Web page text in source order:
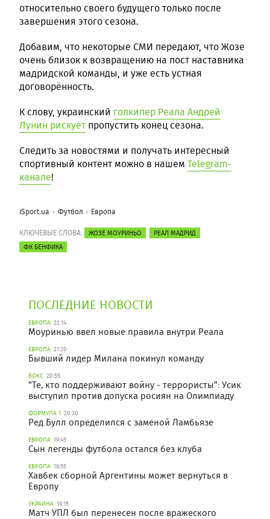
относительно своего будущего только после
завершения этого сезона.
Добавим, что некоторые СМИ передают, что Жозе
очень близок к возвращению на пост наставника
мадридской команды, и уже есть устная
договорённость.
К слову, украинский голкипер Реала Андрей
Лунин рискует пропустить конец сезона.
Следить за новостями и получать интересный
спортивный контент можно в нашем Telegram-
канале!
iSport.ua Футбол Европа
КЛЮЧЕВЫЕ СЛОВА: ЖОЗЕ МОУРИНЬО
РЕАЛ МАДРИД
ФК БЕНФИКА
ПОСЛЕДНИЕ НОВОСТИ
ЕВРОПА 22:14
Моуринью ввел новые правила внутри Реала
ЕВРОПА 21:20
Бывший лидер Милана покинул команду
БОКС 20:55
"Те, кто поддерживают войну - террористы": Усик
выступил против допуска росиян на Олимпиаду
ФОРМУЛА 1 20:30
Ред Булл определился с заменой Ламбьязе
ЕВРОПА 19:45
Сын легенды футбола остался без клуба
ЕВРОПА 18:55
Хавбек сборной Аргентины может вернуться в
Европу
УКРАИНА 18:15
Матч УПЛ был перенесен после вражеского